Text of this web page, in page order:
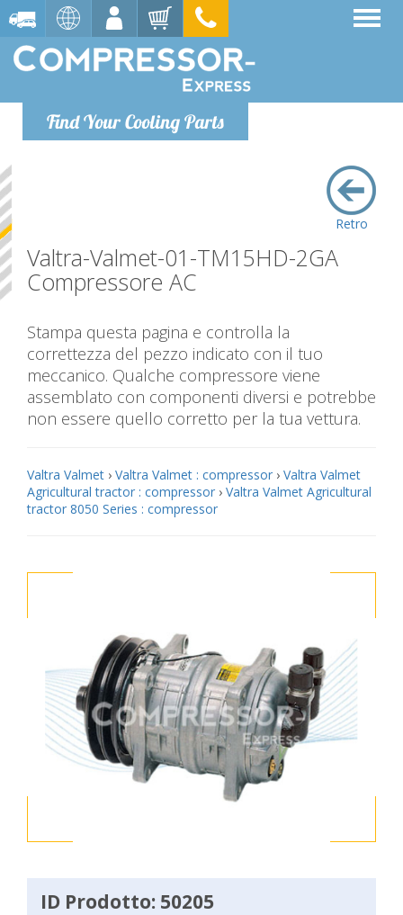
Find Your Cooling Parts
Retro
Valtra-Valmet-01-TM15HD-2GA
Compressore AC
Stampa questa pagina e controlla la
correttezza del pezzo indicato con il tuo
meccanico. Qualche compressore viene
assemblato con componenti diversi e potrebbe
non essere quello corretto per la tua vettura.
Valtra Valmet › Valtra Valmet : compressor › Valtra Valmet
Agricultural tractor : compressor › Valtra Valmet Agricultural
tractor 8050 Series : compressor
ID Prodotto: 50205